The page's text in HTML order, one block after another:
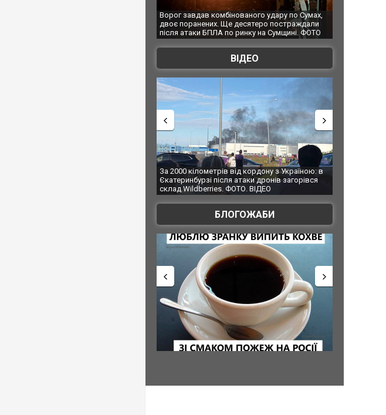
За 2000 кілометрів від кордону з Україною: в
Єкатеринбурзі після атаки дронів загорівся
склад Wildberries. ФОТО. ВІДЕО
ВІДЕО
За 2000 кілометрів від кордону з Україною: в
В Таїланді футболіст загинув від удару
блискавки під час матчу: ще 12 людей
постраждали. ВІДЕО
БЛОГОЖАБИ